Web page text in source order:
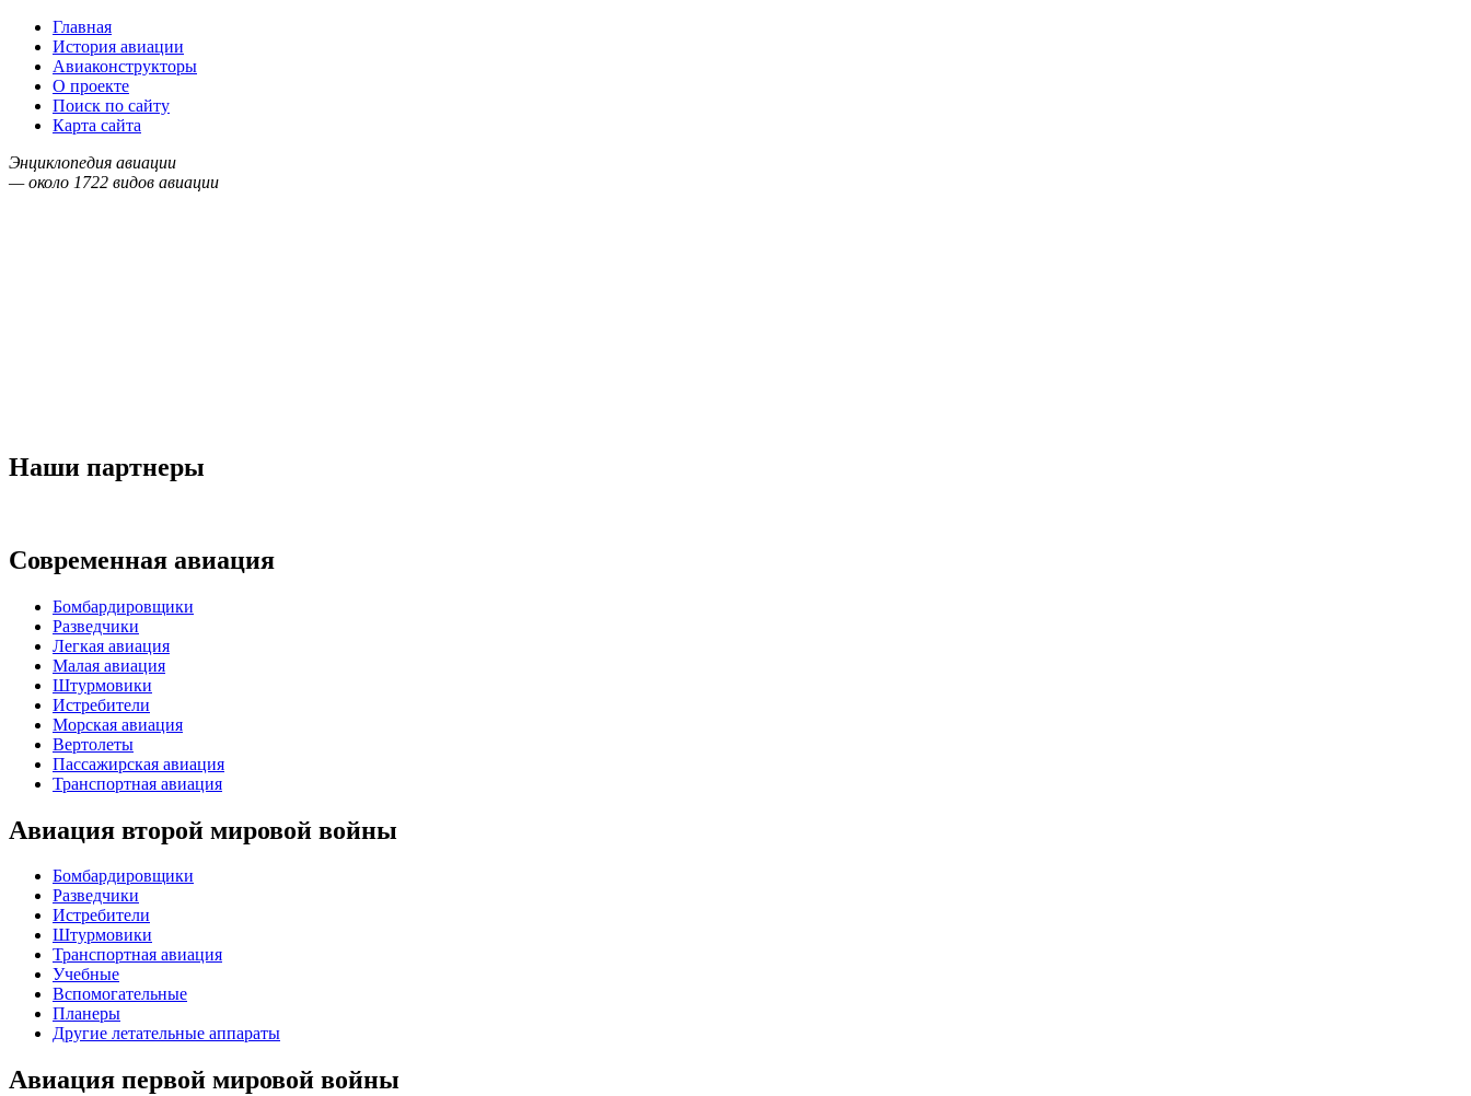
Главная
История авиации
Авиаконструкторы
О проекте
Поиск по сайту
Карта сайта
Энциклопедия авиации
— около 1722 видов авиации
Наши партнеры
Современная авиация
Бомбардировщики
Разведчики
Легкая авиация
Малая авиация
Штурмовики
Истребители
Морская авиация
Вертолеты
Пассажирская авиация
Транспортная авиация
Авиация второй мировой войны
Бомбардировщики
Разведчики
Истребители
Штурмовики
Транспортная авиация
Учебные
Вспомогательные
Планеры
Другие летательные аппараты
Авиация первой мировой войны